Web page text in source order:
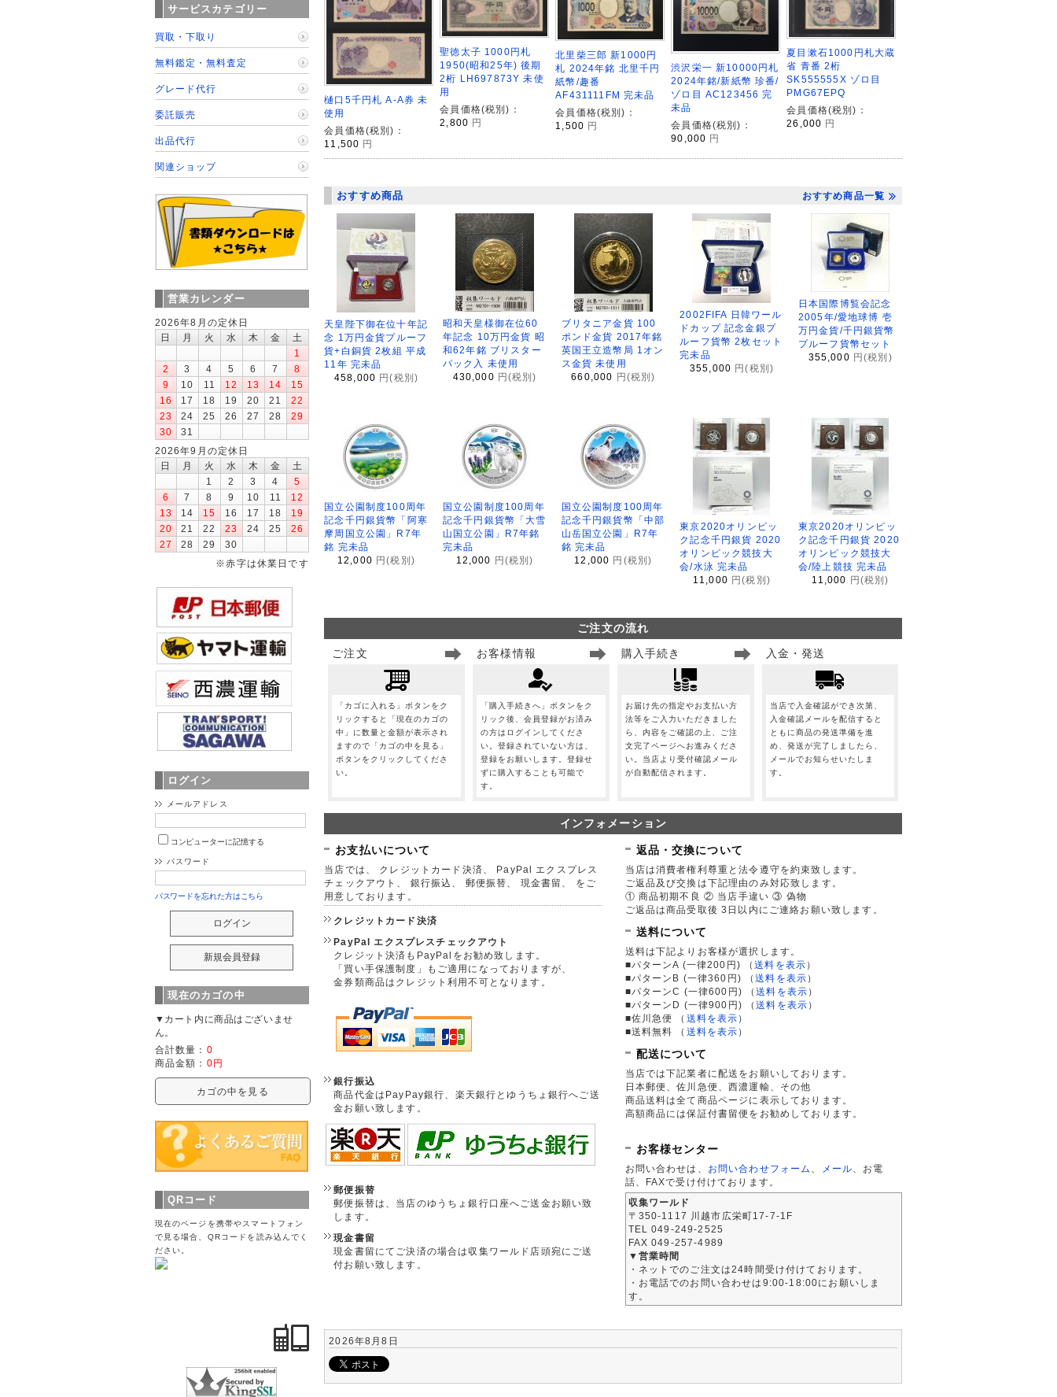
樋口5千円札 A-A券 未
使用
会員価格(税別)：
11,500 円
聖徳太子 1000円札
1950(昭和25年) 後期
2桁 LH697873Y 未使
用
会員価格(税別)：
2,800 円
北里柴三郎 新1000円
札 2024年銘 北里千円
紙幣/趣番
AF431111FM 完未品
会員価格(税別)：
1,500 円
渋沢栄一 新10000円札
2024年銘/新紙幣 珍番/
ゾロ目 AC123456 完
未品
会員価格(税別)：
90,000 円
夏目漱石1000円札大蔵
省 青番 2桁
SK555555X ゾロ目
PMG67EPQ
会員価格(税別)：
26,000 円
おすすめ商品 おすすめ商品一覧
天皇陛下御在位十年記
念 1万円金貨プルーフ
貨+白銅貨 2枚組 平成
11年 完未品
458,000 円(税別)
昭和天皇様御在位60
年記念 10万円金貨 昭
和62年銘 ブリスター
パック入 未使用
430,000 円(税別)
ブリタニア金貨 100
ポンド金貨 2017年銘
英国王立造幣局 1オン
ス金貨 未使用
660,000 円(税別)
2002FIFA 日韓ワール
ドカップ 記念金銀プ
ルーフ貨幣 2枚セット
完未品
355,000 円(税別)
日本国際博覧会記念
2005年/愛地球博 壱
万円金貨/千円銀貨幣
プルーフ貨幣セット
355,000 円(税別)
国立公園制度100周年
記念千円銀貨幣「阿寒
摩周国立公園」R7年
銘 完未品
12,000 円(税別)
国立公園制度100周年
記念千円銀貨幣「大雪
山国立公園」R7年銘
完未品
12,000
円(税別)
国立公園制度100周年
記念千円銀貨幣「中部
山岳国立公園」R7年
銘 完未品
12,000 円(税別)
東京2020オリンピッ
ク記念千円銀貨 2020
オリンピック競技大
会/水泳 完未品
11,000 円(税別)
東京2020オリンピッ
ク記念千円銀貨 2020
オリンピック競技大
会/陸上競技 完未品
11,000
円(税別)
ご注文の流れ
ご注文
「カゴに入れる」ボタンをク
リックすると「現在のカゴの
中」に数量と金額が表示され
ますので「カゴの中を見る」
ボタンをクリックしてくださ
い。
お客様情報
「購入手続きへ」ボタンをク
リック後、会員登録がお済み
の方はログインしてくださ
い。登録されていない方は、
登録をお願いします。登録せ
ずに購入することも可能で
す。
購入手続き
お届け先の指定やお支払い方
法等をご入力いただきました
ら、内容をご確認の上、ご注
文完了ページへお進みくださ
い。当店より受付確認メール
が自動配信されます。
入金・発送
当店で入金確認ができ次第、
入金確認メールを配信すると
ともに商品の発送準備を進
め、発送が完了しましたら、
メールでお知らせいたしま
す。
インフォメーション
お支払いについて
当店では、 クレジットカード決済、 PayPal エクスプレス
チェックアウト、 銀行振込、 郵便振替、 現金書留、 をご
用意しております。
クレジットカード決済
PayPal エクスプレスチェックアウト
クレジット決済もPayPalをお勧め致します。
「買い手保護制度」もご適用になっておりますが、
金券類商品はクレジット利用不可となります。
銀行振込
商品代金はPayPay銀行、楽天銀行とゆうちょ銀行へご送
金お願い致します。
郵便振替
郵便振替は、当店のゆうちょ銀行口座へご送金お願い致
します。
現金書留
現金書留にてご決済の場合は収集ワールド店頭宛にご送
付お願い致します。
返品・交換について
当店は消費者権利尊重と法令遵守を約束致します。
ご返品及び交換は下記理由のみ対応致します。
① 商品初期不良 ② 当店手違い ③ 偽物
ご返品は商品受取後 3日以内にご連絡お願い致します。
送料について
送料は下記よりお客様が選択します。
■パターンA (一律200円)
（送料を表示 ）
■パターンB (一律360円)
（送料を表示 ）
■パターンC (一律600円)
（送料を表示 ）
■パターンD (一律900円)
（送料を表示 ）
■佐川急便
（ 送料を表示 ）
■送料無料
（ 送料を表示 ）
配送について
当店では下記業者に配送をお願いしております。
日本郵便、佐川急便、西濃運輸、その他
商品送料は全て商品ページに表示しております。
高額商品には保証付書留便をお勧めしております。
お客様センター
お問い合わせは、 お問い合わせフォーム メール 、お電
話、FAXで受け付けております。
収集ワールド
〒350-1117 川越市広栄町17-7-1F
TEL 049-249-2525
FAX 049-257-4989
▼営業時間
・ネットでのご注文は24時間受け付けております。
・お電話でのお問い合わせは9:00-18:00にお願いしま
す。
2026年8月8日
サービスカテゴリー
買取・下取り
無料鑑定・無料査定
グレード代行
委託販売
出品代行
関連ショップ
営業カレンダー
2026年8月の定休日
日
月 火 水 木 金
土
1
2
3 4 5 6 7
8
9
10 11 12 13 14
15
16
17 18 19 20 21
22
23
24 25 26 27 28
29
30
31
2026年9月の定休日
日
月 火 水 木 金
土
1
2 3 4
5
6
7 8 9 10 11
12
13
14 15 16 17 18
19
20
21 22 23 24 25
26
27
28 29
30
※赤字は休業日です
ログイン
メールアドレス
コンピューターに記憶する
パスワード
パスワードを忘れた方はこちら
現在のカゴの中
▼カート内に商品はございませ
ん。
合計数量： 0
商品金額： 0円
カゴの中を見る
QRコード
現在のページを携帯やスマートフォン
で見る場合、QRコードを読み込んでく
ださい。